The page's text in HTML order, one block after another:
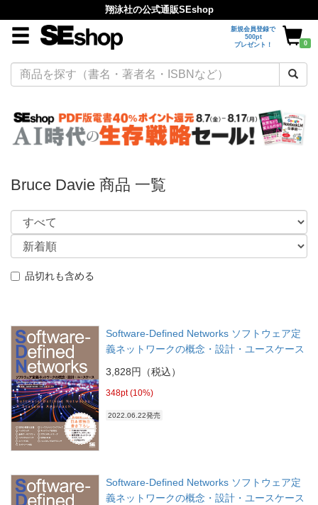
翔泳社の公式通販SEshop
新規会員登録で
500pt
プレゼント！
0
Bruce Davie 商品 一覧
品切れも含める
Software-Defined Networks ソフトウェア定
義ネットワークの概念・設計・ユースケース
3,828円（税込）
348pt (10%)
2022.06.22発売
Software-Defined Networks ソフトウェア定
義ネットワークの概念・設計・ユースケース